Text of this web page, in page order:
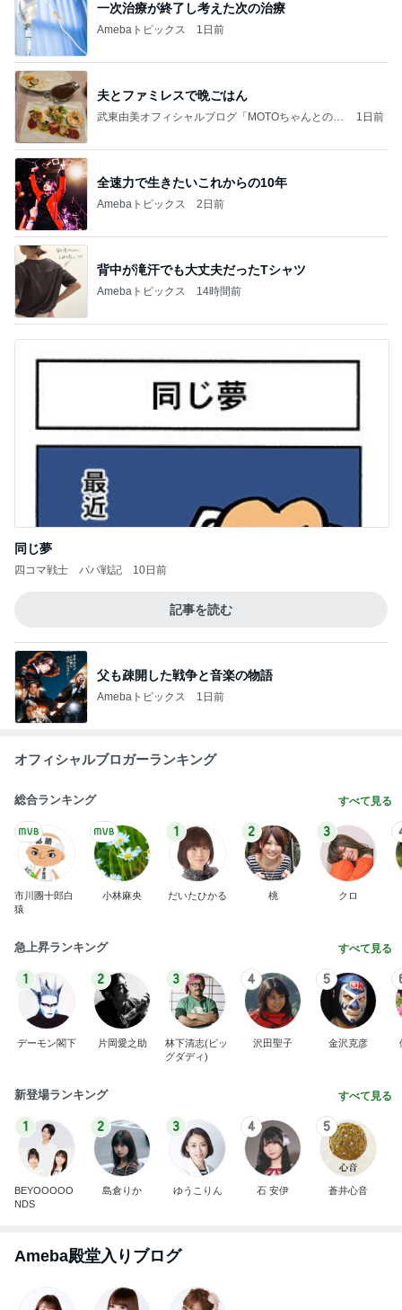
一次治療が終了し考えた次の治療
Amebaトピックス 1日前
夫とファミレスで晩ごはん
武東由美オフィシャルブログ「MOTOちゃんとのは
1日前
全速力で生きたいこれからの10年
Amebaトピックス 2日前
背中が滝汗でも大丈夫だったTシャツ
Amebaトピックス 14時間前
同じ夢
四コマ戦士 パパ戦記 10日前
記事を読む
父も疎開した戦争と音楽の物語
Amebaトピックス 1日前
オフィシャルブロガーランキング
総合ランキング すべて見る
市川團十郎白
猿
小林麻央
1
だいたひかる
2
桃
3
クロ
急上昇ランキング すべて見る
1
デーモン閣下
2
片岡愛之助
3
林下清志(ビッ
グダディ)
4
沢田聖子
5
金沢克彦
新登場ランキング すべて見る
1
BEYOOOOO
NDS
2
島倉りか
3
ゆうこりん
4
石 安伊
5
蒼井心音
Ameba殿堂入りブログ